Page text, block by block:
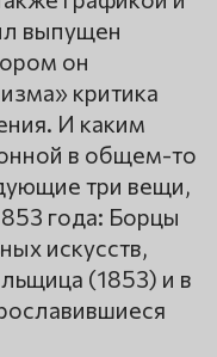
выпущен
он
критика
И каким
в общем-то
три вещи,
года: Борцы
искусств,
(1853) и в